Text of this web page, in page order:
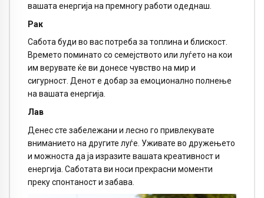
вашата енергија на премногу работи одеднаш.
Рак
Сабота буди во вас потреба за топлина и блискост.
Времето поминато со семејството или луѓето на кои
им верувате ќе ви донесе чувство на мир и
сигурност. Денот е добар за емоционално полнење
на вашата енергија.
Лав
Денес сте забележани и лесно го привлекувате
вниманието на другите луѓе. Уживате во дружењето
и можноста да ја изразите вашата креативност и
енергија. Саботата ви носи прекрасни моменти
преку спонтаност и забава.